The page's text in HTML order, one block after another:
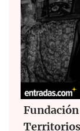
Fundación
Territorios